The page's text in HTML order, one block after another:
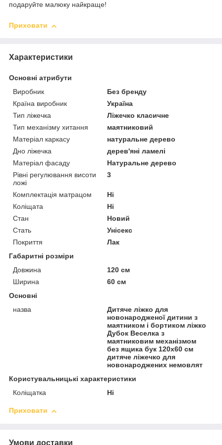
подаруйте малюку найкраще!
Приховати
Характеристики
Основні атрибути
Виробник
Без бренду
Країна виробник
Україна
Тип ліжечка
Ліжечко класичне
Тип механізму хитання
маятниковий
Матеріал каркасу
натуральне дерево
Дно ліжечка
дерев'яні ламелі
Матеріал фасаду
Натуральне дерево
Рівні регулювання висоти
ложі
3
Комплектація матрацом
Ні
Коліщата
Ні
Стан
Новий
Стать
Унісекс
Покриття
Лак
Габаритні розміри
Довжина
120 см
Ширина
60 см
Основні
назва
Дитяче ліжко для
новонародженої дитини з
маятником і бортиком ліжко
Дубок Веселка з
маятниковим механізмом
без ящика бук 120х60 см
дитяче ліжечко для
новонароджених немовлят
Користувальницькі характеристики
Коліщатка
Ні
Приховати
Умови доставки